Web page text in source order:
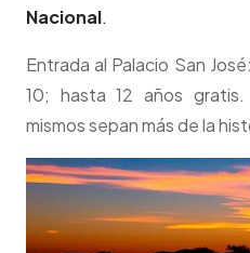
Nacional.
Entrada al Palacio San
10; hasta 12 años
mismos sepan más de la